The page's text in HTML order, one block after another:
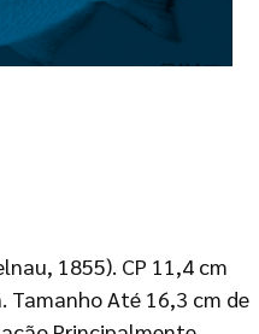
1855). CP 11,4 cm
Tamanho Até 16,3 cm de